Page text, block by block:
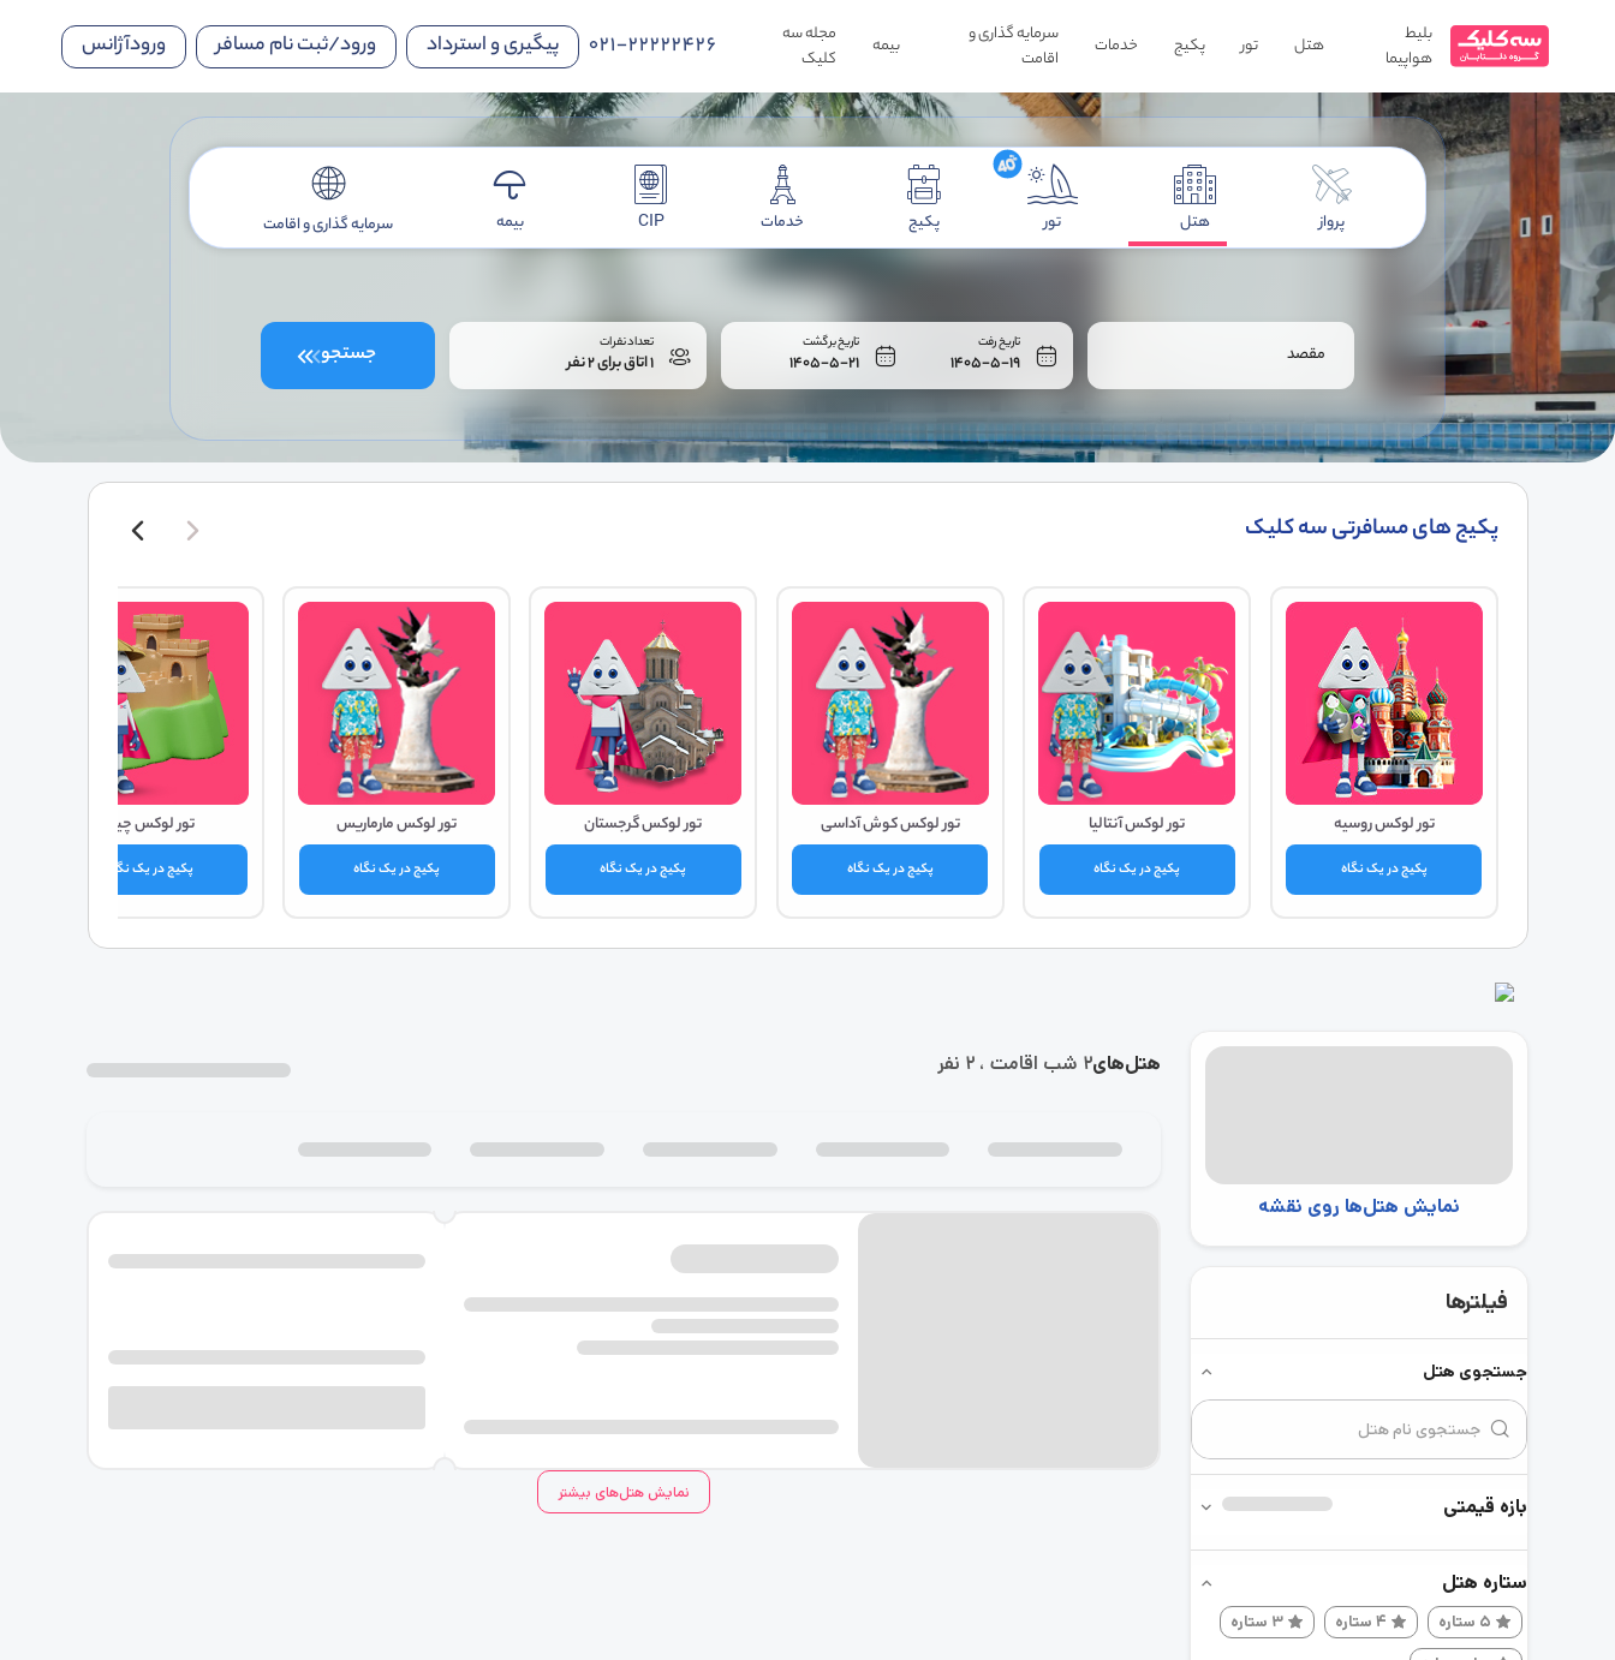
بلیط
هواپیما
هتل تور پکیج خدمات
سرمایه گذاری و
اقامت
بیمه
مجله سه
کلیک
021-22222426 پیگیری و استرداد ورود/ثبت نام مسافر ورودآژانس
پرواز هتل تور پکیج خدمات CIP بیمه سرمایه گذاری و اقامت
مقصد
تاریخ رفت
1405-5-19
تاریخ برگشت
1405-5-21
تعداد نفرات
1 اتاق برای 2 نفر جستجو
پکیج های مسافرتی سه کلیک
تور لوکس روسیه
پکیج در یک نگاه
تور لوکس آنتالیا
پکیج در یک نگاه
تور لوکس کوش آداسی
پکیج در یک نگاه
تور لوکس گرجستان
پکیج در یک نگاه
تور لوکس مارماریس
پکیج در یک نگاه
تور لوکس چین
پکیج در یک نگاه
نمایش هتل‌ها روی نقشه
فیلترها
جستجوی هتل
بازه قیمتی
ستاره هتل
5 ستاره 4 ستاره
3 ستاره
هتل‌های2 شب اقامت ، ۲ نفر
نمایش هتل‌های بیشتر